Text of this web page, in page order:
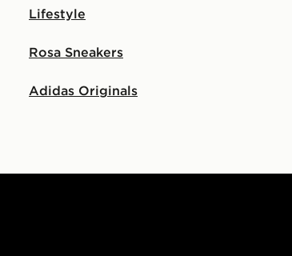
Lifestyle
Rosa Sneakers
Adidas Originals